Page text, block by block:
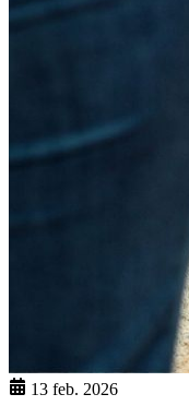
13 feb. 2026